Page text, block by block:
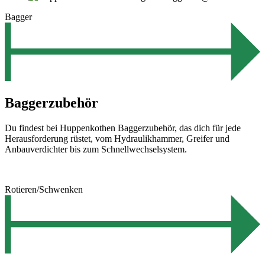
Bagger
Baggerzubehör
Du findest bei Huppenkothen Baggerzubehör, das dich für jede
Herausforderung rüstet, vom Hydraulikhammer, Greifer und
Anbauverdichter bis zum Schnellwechselsystem.
Rotieren/Schwenken